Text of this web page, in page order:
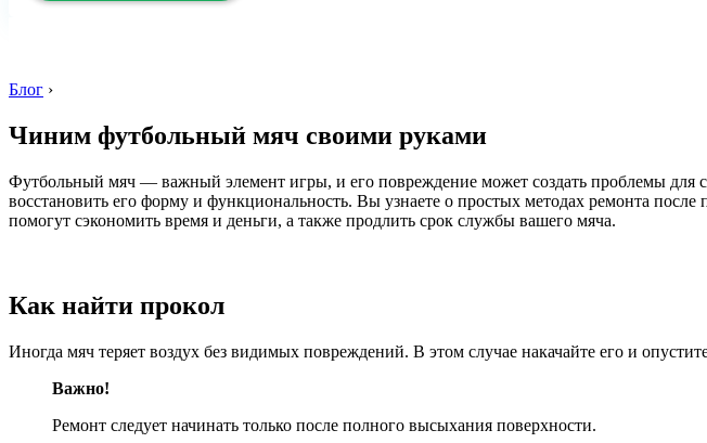
Блог ›
Чиним футбольный мяч своими руками
Футбольный мяч — важный элемент игры, и его повреждение может создать проблемы для
восстановить его форму и функциональность. Вы узнаете о простых методах ремонта
помогут сэкономить время и деньги, а также продлить срок службы вашего мяча.
Как найти прокол
Иногда мяч теряет воздух без видимых повреждений. В этом случае накачайте его и
Важно!
Ремонт следует начинать только после полного высыхания поверхности.